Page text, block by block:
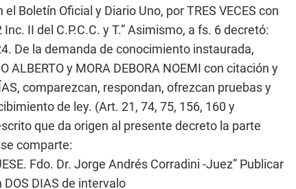
Boletín Oficial y Diario Uno, por TRES VECES con
II del C.P.C.C. y T.” Asimismo, a fs. 6 decretó:
De la demanda de conocimiento instaurada,
y MORA DEBORA NOEMI con citación y
comparezcan, respondan, ofrezcan pruebas y
de ley. (Art. 21, 74, 75, 156, 160 y
que da origen al presente decreto la parte
comparte:
Fdo. Dr. Jorge Andrés Corradini -Juez” Publicar
DOS DIAS de intervalo